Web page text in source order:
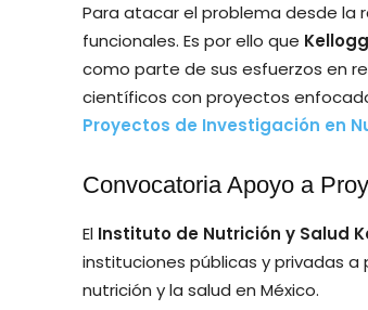
Para atacar el problema desde la
funcionales. Es por ello que
como parte de sus esfuerzos en
científicos con proyectos
Proyectos de Investigación en
Convocatoria Apoyo a
El Instituto de Nutrición y Salud
instituciones públicas y privadas
nutrición y la salud en México.